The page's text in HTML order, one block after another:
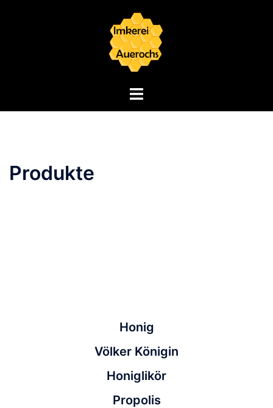
Produkte
Honig
Völker Königin
Honiglikör
Propolis